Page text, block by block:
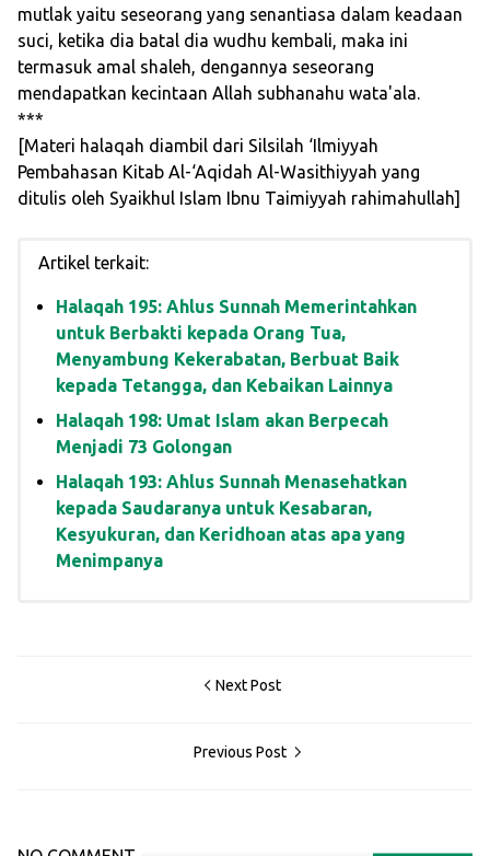
mutlak yaitu seseorang yang senantiasa dalam keadaan
suci, ketika dia batal dia wudhu kembali, maka ini
termasuk amal shaleh, dengannya seseorang
mendapatkan kecintaan Allah subhanahu wata'ala.
***
[Materi halaqah diambil dari Silsilah ‘Ilmiyyah
Pembahasan Kitab Al-‘Aqidah Al-Wasithiyyah yang
ditulis oleh Syaikhul Islam Ibnu Taimiyyah rahimahullah]
Artikel terkait:
Halaqah 195: Ahlus Sunnah Memerintahkan
untuk Berbakti kepada Orang Tua,
Menyambung Kekerabatan, Berbuat Baik
kepada Tetangga, dan Kebaikan Lainnya
Halaqah 198: Umat Islam akan Berpecah
Menjadi 73 Golongan
Halaqah 193: Ahlus Sunnah Menasehatkan
kepada Saudaranya untuk Kesabaran,
Kesyukuran, dan Keridhoan atas apa yang
Menimpanya
Next Post
Previous Post